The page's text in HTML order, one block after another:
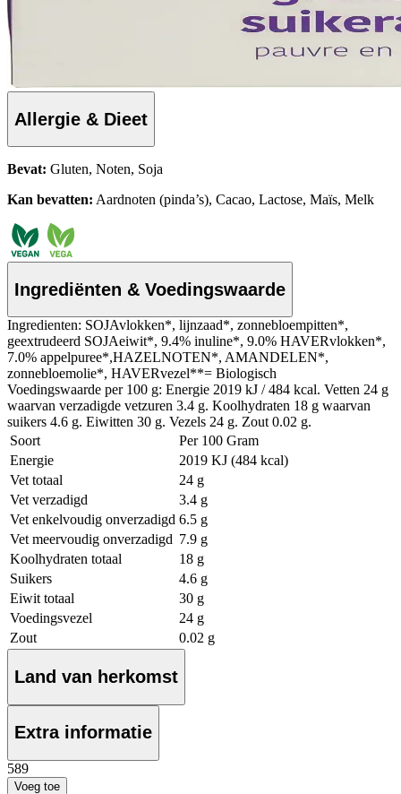
Allergie & Dieet
Bevat: Gluten, Noten, Soja
Kan bevatten: Aardnoten (pinda’s), Cacao, Lactose, Maïs, Melk
Ingrediënten & Voedingswaarde
Ingredienten: SOJAvlokken*, lijnzaad*, zonnebloempitten*,
geextrudeerd SOJAeiwit*, 9.4% inuline*, 9.0% HAVERvlokken*,
7.0% appelpuree*,HAZELNOTEN*, AMANDELEN*,
zonnebloemolie*, HAVERvezel**= Biologisch
Voedingswaarde per 100 g: Energie 2019 kJ / 484 kcal. Vetten 24 g
waarvan verzadigde vetzuren 3.4 g. Koolhydraten 18 g waarvan
suikers 4.6 g. Eiwitten 30 g. Vezels 24 g. Zout 0.02 g.
Soort
Per 100 Gram
Energie
2019 KJ (484 kcal)
Vet totaal
24 g
Vet verzadigd
3.4 g
Vet enkelvoudig onverzadigd 6.5 g
Vet meervoudig onverzadigd 7.9 g
Koolhydraten totaal
18 g
Suikers
4.6 g
Eiwit totaal
30 g
Voedingsvezel
24 g
Zout
0.02 g
Land van herkomst
Extra informatie
589
Voeg toe